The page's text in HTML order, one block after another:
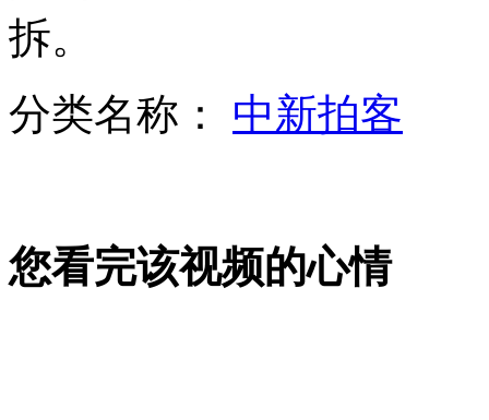
埃及过渡政府再吁穆兄会加入和解进程
日本发射无人飞船 情感机器人运往空间站
拆。
分类名称： 中新拍客
您看完该视频的心情